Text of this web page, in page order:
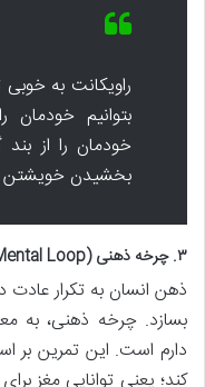
راویکانت به
بتوانیم
خودمان را از
بخشیدن خویشتن
۳. چرخه ذهنی (The Mental Loop): قدرت تکرار
ذهن انسان به تکرار عادت
بسازد. چرخه ذهنی، به
دارم است. این تمرین بر